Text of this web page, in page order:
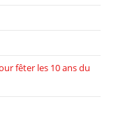
fêter les 10 ans du